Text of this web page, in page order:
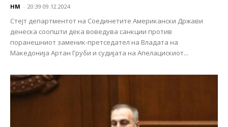
НМ - 20:39 09.12.2024
Стејт департментот на Соединетите Американски Држави
денеска соопшти дека воведува санкции против
поранешниот заменик-претседател на Владата на
Македонија Артан Груби и судијата на Апелацискиот...